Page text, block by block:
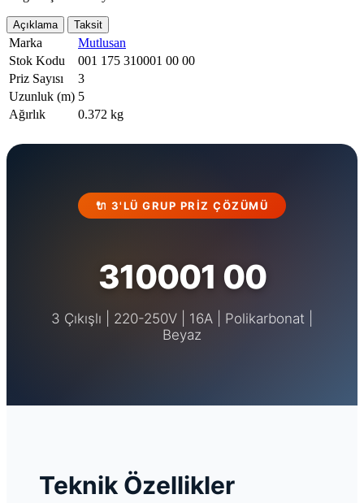
Açıklama Taksit
Marka
Mutlusan
Stok Kodu
001 175 310001 00 00
Priz Sayısı
3
Uzunluk (m) 5
Ağırlık
0.372 kg
🔌 3'LÜ GRUP PRIZ ÇÖZÜMÜ
310001 00
3 Çıkışlı | 220-250V | 16A | Polikarbonat |
Beyaz
Teknik Özellikler